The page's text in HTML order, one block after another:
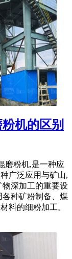
机的区别
磨粉机,是一种应
广泛应用与矿山,
物深加工的重要设
种矿粉制备、煤
料的细粉加工。